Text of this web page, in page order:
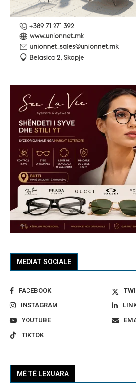
MEDIAT SOCIALE
FACEBOOK
INSTAGRAM
YOUTUBE
TIKTOK
MË TË LEXUARA